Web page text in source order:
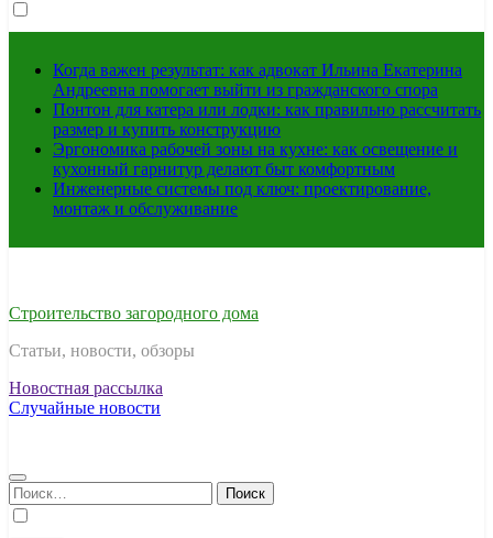
Когда важен результат: как адвокат Ильина Екатерина
Андреевна помогает выйти из гражданского спора
Понтон для катера или лодки: как правильно рассчитать
размер и купить конструкцию
Эргономика рабочей зоны на кухне: как освещение и
кухонный гарнитур делают быт комфортным
Инженерные системы под ключ: проектирование,
монтаж и обслуживание
Строительство загородного дома
Статьи, новости, обзоры
Новостная рассылка
Случайные новости
Найти: